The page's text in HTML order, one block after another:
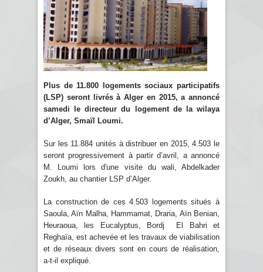
Plus de 11.800 logements sociaux participatifs
(LSP) seront livrés à Alger en 2015, a annoncé
samedi le directeur du logement de la wilaya
d’Alger, Smaïl Loumi.
Sur les 11.884 unités à distribuer en 2015, 4.503 le
seront progressivement à partir d’avril, a annoncé
M. Loumi lors d'une visite du wali, Abdelkader
Zoukh, au chantier LSP d’Alger.
La construction de ces 4.503 logements situés à
Saoula, Aïn Malha, Hammamat, Draria, Aïn Benian,
Heuraoua, les Eucalyptus, Bordj El Bahri et
Reghaïa, est achevée et les travaux de viabilisation
et de réseaux divers sont en cours de réalisation,
a-t-il expliqué.